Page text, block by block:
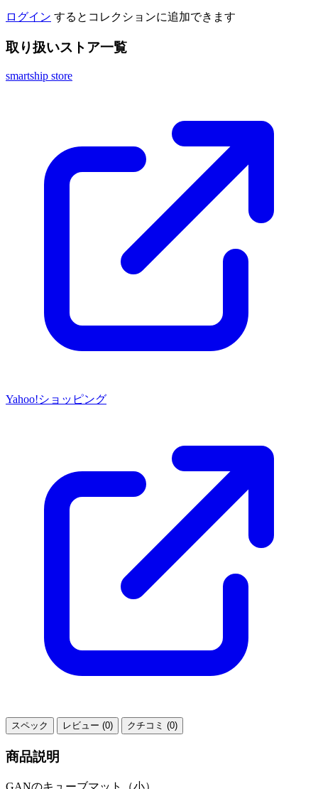
ログイン するとコレクションに追加できます
取り扱いストア一覧
smartship store
Yahoo!ショッピング
スペック レビュー (0) クチコミ (0)
商品説明
GANのキューブマット（小）